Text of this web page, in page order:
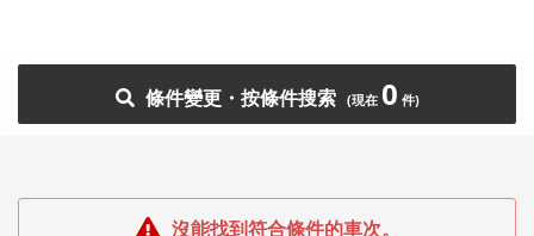
條件變更・按條件搜索 0
沒能找到符合條件的車次。